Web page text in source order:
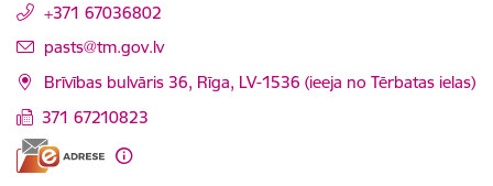
+371 67036802
E-pasts:
pasts@tm.gov.lv
Brīvības bulvāris 36, Rīga, LV-1536 (ieeja no Tērbatas ielas)
371 67210823